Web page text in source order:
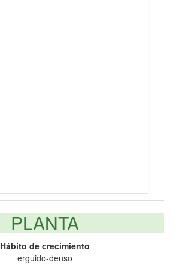
PLANTA
Hábito de crecimiento
erguido-denso